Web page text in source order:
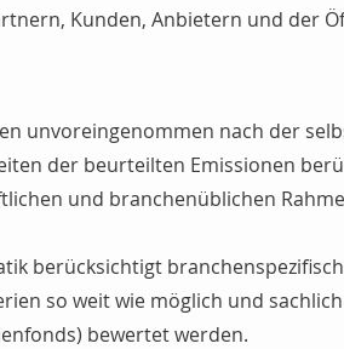
Kunden, Anbietern und der
unvoreingenommen nach der
der beurteilten Emissionen
und branchenüblichen
berücksichtigt
so weit wie möglich und
bewertet werden.